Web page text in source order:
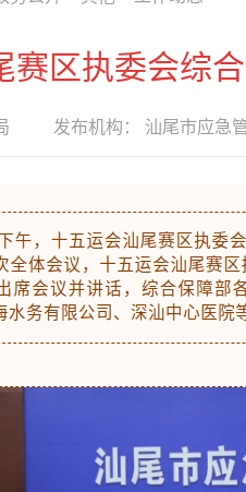
赛区执委会综
发布机构： 汕尾市应急